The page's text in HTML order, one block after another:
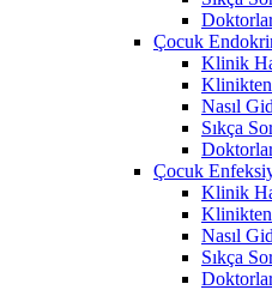
Çocuk
Klinik
Nasıl
Sıkça
Çocuk
Klinik
Nasıl
Sıkça